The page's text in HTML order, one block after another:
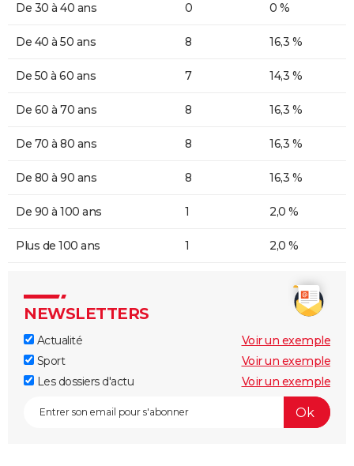
De 30 à 40 ans 0 0 %
De 40 à 50 ans 8 16,3 %
De 50 à 60 ans 7 14,3 %
De 60 à 70 ans 8 16,3 %
De 70 à 80 ans 8 16,3 %
De 80 à 90 ans 8 16,3 %
De 90 à 100 ans 1 2,0 %
Plus de 100 ans 1 2,0 %
NEWSLETTERS
Actualité
Voir un exemple
Sport
Voir un exemple
Les dossiers d'actu
Voir un exemple